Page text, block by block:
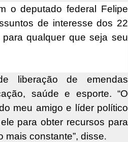
o deputado federal Felipe
de interesse dos 22
qualquer que seja seu
liberação de emendas
saúde e esporte. “O
meu amigo e líder político
para obter recursos para
constante”, disse.